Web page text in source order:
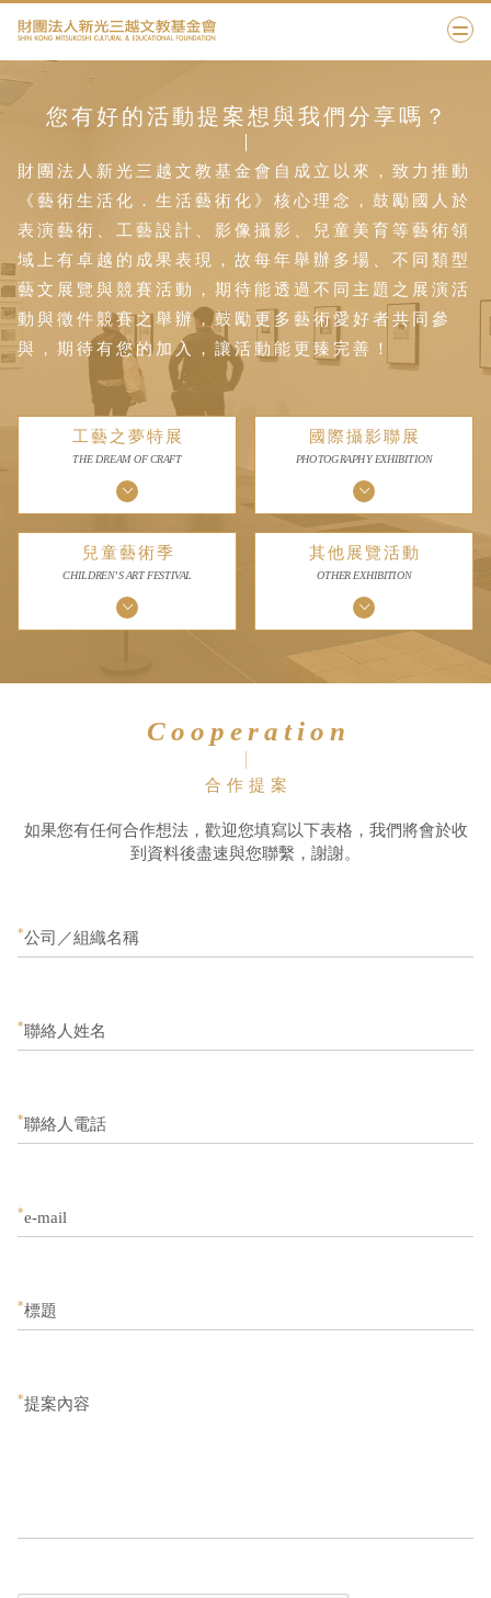
您有好的活動提案想與我們分享嗎？
財團法人新光三越文教基金會自成立以來，致力推動
《藝術生活化．生活藝術化》核心理念，鼓勵國人於
表演藝術、工藝設計、影像攝影、兒童美育等藝術領
域上有卓越的成果表現，故每年舉辦多場、不同類型
藝文展覽與競賽活動，期待能透過不同主題之展演活
動與徵件競賽之舉辦，鼓勵更多藝術愛好者共同參
與，期待有您的加入，讓活動能更臻完善！
工藝之夢特展
工藝之夢特展
THE DREAM OF CRAFT
國際攝影聯展
PHOTOGRAPHY EXHIBITION
兒童藝術季
兒童藝術季
CHILDREN’S ART FESTIVAL
其他展覽活動
其他展覽活動
OTHER EXHIBITION
Cooperation
合作提案
如果您有任何合作想法，歡迎您填寫以下表格，我們將會於收
到資料後盡速與您聯繫，謝謝。
*公司／組織名稱
*聯絡人姓名
*聯絡人電話
*e-mail
*標題
*提案內容